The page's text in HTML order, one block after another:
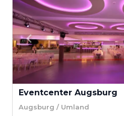
Eventcenter Augsburg
Augsburg / Umland